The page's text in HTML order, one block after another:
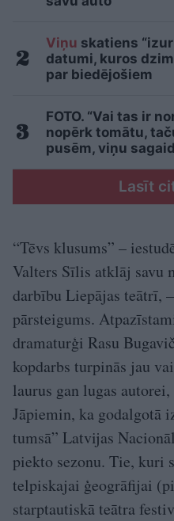
Viņu skatiens
datumi, kuros
par biedējošiem
FOTO. “Vai tas ir
nopērk tomātu,
pusēm, viņu
Lasīt
“Tēvs klusums” –
Valters Sīlis atklāj savu
darbību Liepājas teātrī,
pārsteigums.
dramaturģi Rasu
kopdarbs turpinās jau
laurus gan lugas
Jāpiemin, ka godalgotā
tumsā” Latvijas
piekto sezonu. Tie, kuri
telpiskajai ģeogrāfijai
starptautiskā teātra